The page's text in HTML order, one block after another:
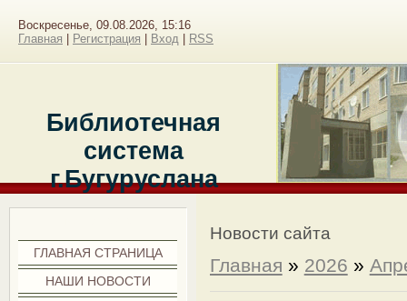
Воскресенье, 09.08.2026, 15:16
Главная
Регистрация Вход RSS
Библиотечная
система
г.Бугуруслана
ГЛАВНАЯ СТРАНИЦА
НАШИ НОВОСТИ
Новости сайта
Главная » 2026 »